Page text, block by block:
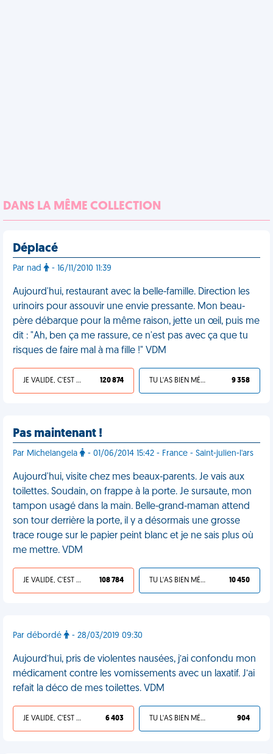
DANS LA MÊME COLLECTION
Déplacé
Par nad - 16/11/2010 11:39
Aujourd'hui, restaurant avec la belle-famille. Direction les
urinoirs pour assouvir une envie pressante. Mon beau-
père débarque pour la même raison, jette un œil, puis me
dit : "Ah, ben ça me rassure, ce n'est pas avec ça que tu
risques de faire mal à ma fille !" VDM
JE VALIDE, C'EST UNE VDM 120 874 TU L'AS BIEN MÉRITÉ 9 358
Pas maintenant !
Par Michelangela - 01/06/2014 15:42 - France - Saint-julien-l'ars
Aujourd'hui, visite chez mes beaux-parents. Je vais aux
toilettes. Soudain, on frappe à la porte. Je sursaute, mon
tampon usagé dans la main. Belle-grand-maman attend
son tour derrière la porte, il y a désormais une grosse
trace rouge sur le papier peint blanc et je ne sais plus où
me mettre. VDM
JE VALIDE, C'EST UNE VDM 108 784 TU L'AS BIEN MÉRITÉ 10 450
Par débordé - 28/03/2019 09:30
Aujourd’hui, pris de violentes nausées, j’ai confondu mon
médicament contre les vomissements avec un laxatif. J’ai
refait la déco de mes toilettes. VDM
JE VALIDE, C'EST UNE VDM 6 403 TU L'AS BIEN MÉRITÉ 904